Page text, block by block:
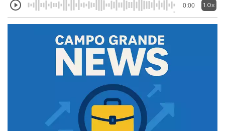
0:00 1.0x